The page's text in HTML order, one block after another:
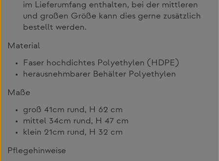
im Lieferumfang enthalten, bei der mittleren
und großen Größe kann dies gerne zusätzlich
bestellt werden.
Material
Faser hochdichtes Polyethylen (HDPE)
herausnehmbarer Behälter Polyethylen
Maße
groß 41cm rund, H 62 cm
mittel 34cm rund, H 47 cm
klein 21cm rund, H 32 cm
Pflegehinweise